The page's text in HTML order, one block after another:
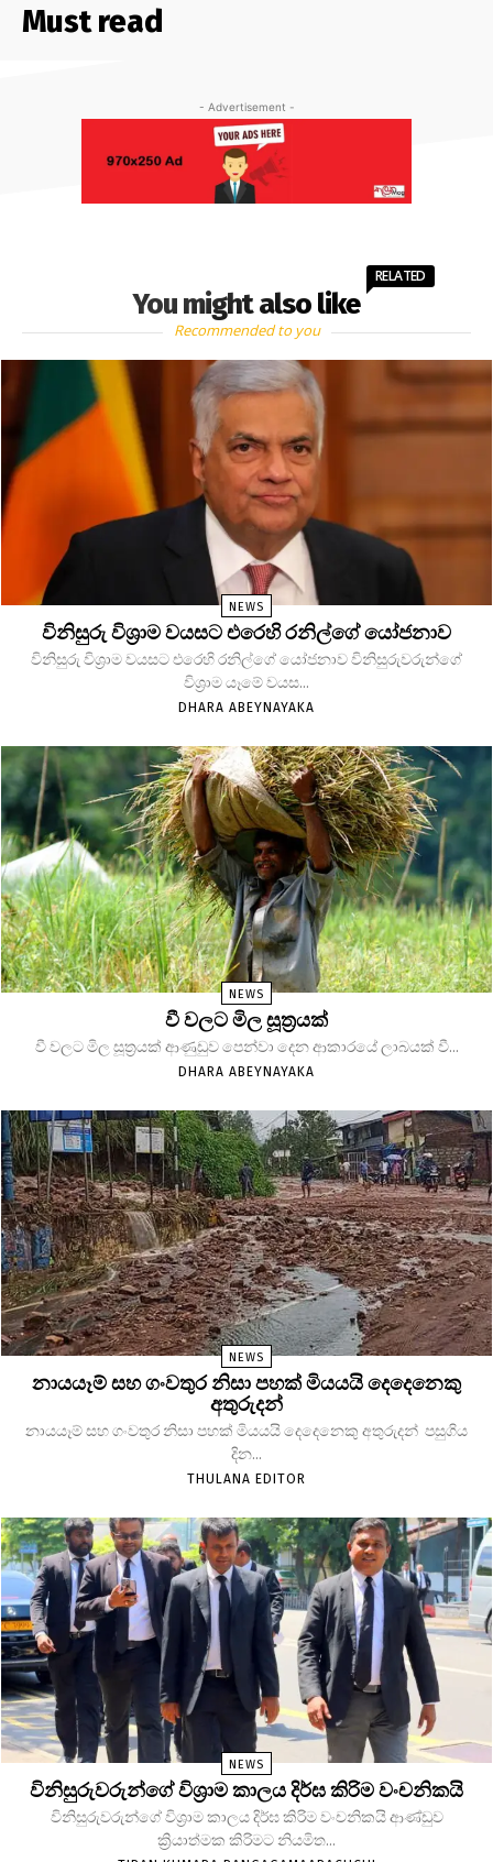
Must read
- Advertisement -
You might also like
RELATED
Recommended to you
NEWS
විනිසුරු විශ්‍රාම වයසට එරෙහි රනිල්ගේ යෝජනාව
විනිසුරු විශ්‍රාම වයසට එරෙහි රනිල්ගේ යෝජනාව විනිසුරුවරුන්ගේ
විශ්‍රාම යෑමේ වයස...
DHARA ABEYNAYAKA
NEWS
වී වලට මිල සූත්‍රයක්
වී වලට මිල සූත්‍රයක් ආණුඩුව පෙන්වා දෙන ආකාරයේ ලාබයක් වී...
DHARA ABEYNAYAKA
NEWS
නායයෑම් සහ ගංවතුර නිසා පහක් මියයයි දෙදෙනෙකු
අතුරුදන්
නායයෑම් සහ ගංවතුර නිසා පහක් මියයයි දෙදෙනෙකු අතුරුදන් පසුගිය
දින...
THULANA EDITOR
NEWS
විනිසුරුවරුන්ගේ විශ්‍රාම කාලය දිර්ඝ කිරිම වංචනිකයි
විනිසුරුවරුන්ගේ විශ්‍රාම කාලය දිර්ඝ කිරිම වංචනිකයි ආණ්ඩුව
ක්‍රියාත්මක කිරිමට නියමිත...